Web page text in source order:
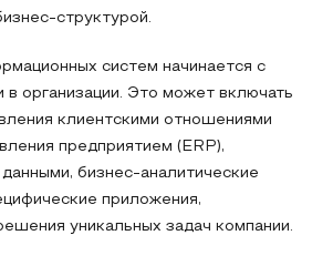
структурой.
систем начинается с
в организации. Это может включать
клиентскими отношениями
предприятием (ERP),
бизнес-аналитические
приложения,
уникальных задач компании.